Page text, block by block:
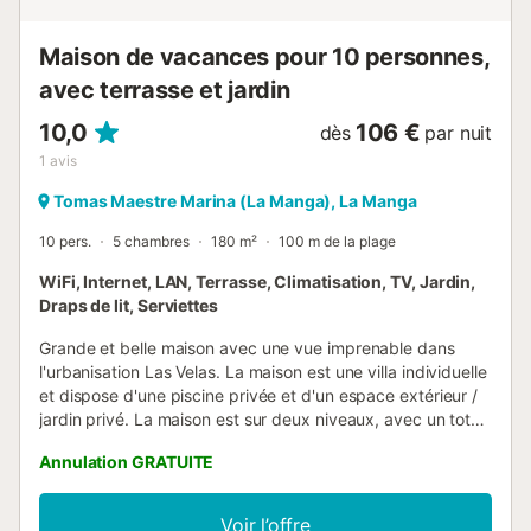
Maison de vacances pour 10 personnes,
avec terrasse et jardin
10,0
1 avis
dès 106 € par nuit
Tomas Maestre Marina (La Manga), La Manga
10 pers. 5 chambres 180 m² 100 m de la plage
WiFi, Internet, LAN, Terrasse, Climatisation, TV, Jardin,
Draps de lit, Serviettes
Grande et belle maison avec une vue imprenable dans
l'urbanisation Las Velas. La maison est une villa individuelle
et dispose d'une piscine privée et d'un espace extérieur /
jardin privé. La maison est sur deux niveaux, avec un total
mer Méditerranée et à seulement 90 mètres de la
magnifique plage méditerranéenne. Le salon en bas
comprend un coin canapé avec télévision et lecteur DVD,
Annulation GRATUITE
Voir l’offre